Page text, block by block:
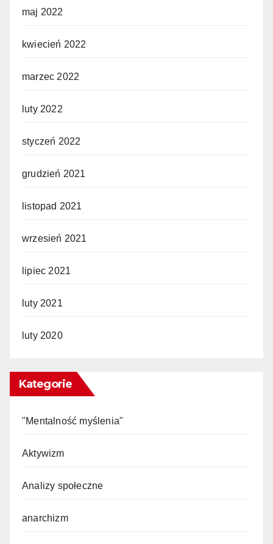
maj 2022
kwiecień 2022
marzec 2022
luty 2022
styczeń 2022
grudzień 2021
listopad 2021
wrzesień 2021
lipiec 2021
luty 2021
luty 2020
Kategorie
"Mentalność myślenia"
Aktywizm
Analizy społeczne
anarchizm